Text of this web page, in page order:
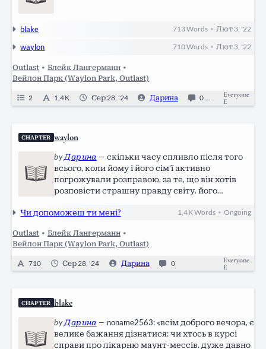
blake 713Words •Лют 3, '22
waylon 710Words •Лют 3, '22
Outlast • Блейк Лангерманн •
Вейлон Парк (Waylon Park, Outlast)
2 1,4 K Сер 28, '24 Дарина 0 Ongoing
Everyone
E
CHAPTER waylon
byДарина — скільки часу спливло після того
всього, коли йому і його сім’ї активно
погрожували розправою, за те, що він хотів
розповісти страшну правду світу. його
потрапивши на слід, кінолог з собакою збився
Чи допоможеш ти мені? 1,4 KWords •Ongoing
Outlast • Блейк Лангерманн •
Вейлон Парк (Waylon Park, Outlast)
710 Сер 28, '24 Дарина 0
Everyone
E
CHAPTER blake
byДарина — noname2563: «всім доброго вечора, є
велике бажання дізнатися: чи хтось в курсі
справи про лікарню маунт-мессів. дуже давно